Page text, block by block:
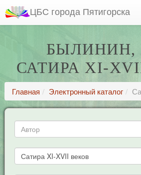
ЦБС города Пятигорска
БЫЛИНИН,
САТИРА XI-
Главная Электронный каталог